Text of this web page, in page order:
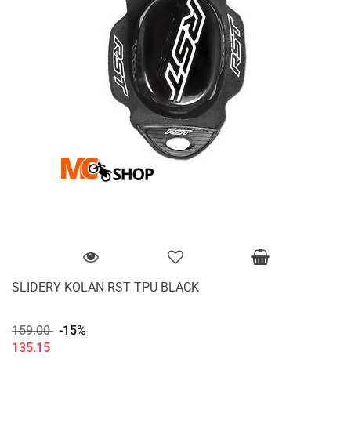
SLIDERY KOLAN RST TPU BLACK
159.00 -15%
135.15